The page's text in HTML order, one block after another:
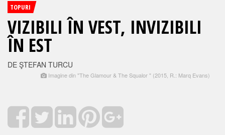
TOPURI
VIZIBILI ÎN VEST, INVIZIBILI
ÎN EST
DE ŞTEFAN TURCU
Imagine din "The Glamour & The Squalor " (2015, R.: Marq Evans)